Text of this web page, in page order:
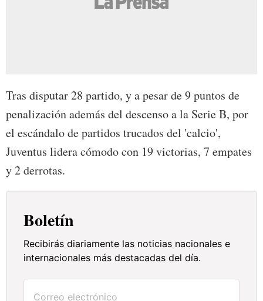
Tras disputar 28 partido, y a pesar de 9 puntos de
penalización además del descenso a la Serie B, por
el escándalo de partidos trucados del 'calcio',
Juventus lidera cómodo con 19 victorias, 7 empates
y 2 derrotas.
Boletín
Recibirás diariamente las noticias nacionales e
internacionales más destacadas del día.